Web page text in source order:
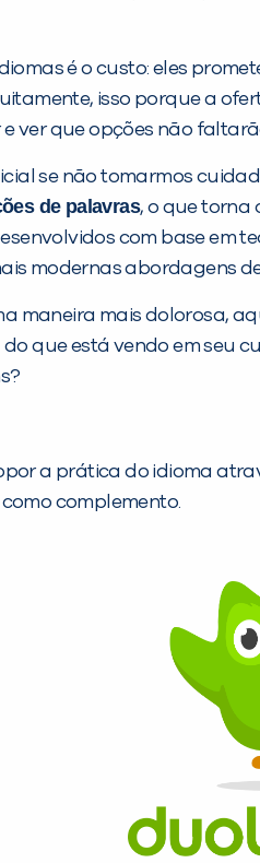
é o custo: eles
isso porque a
ver que opções não
se não tomarmos
de palavras, o que torna
com base em
modernas abordagens
maneira mais dolorosa,
que está vendo em seu
a prática do idioma
complemento.